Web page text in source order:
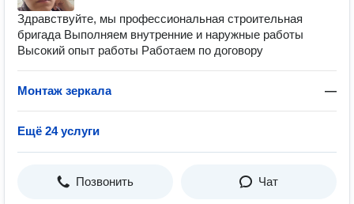
Здравствуйте, мы профессиональная строительная
бригада Выполняем внутренние и наружные работы
Высокий опыт работы Работаем по договору
Монтаж зеркала —
Ещё 24 услуги
Позвонить Чат